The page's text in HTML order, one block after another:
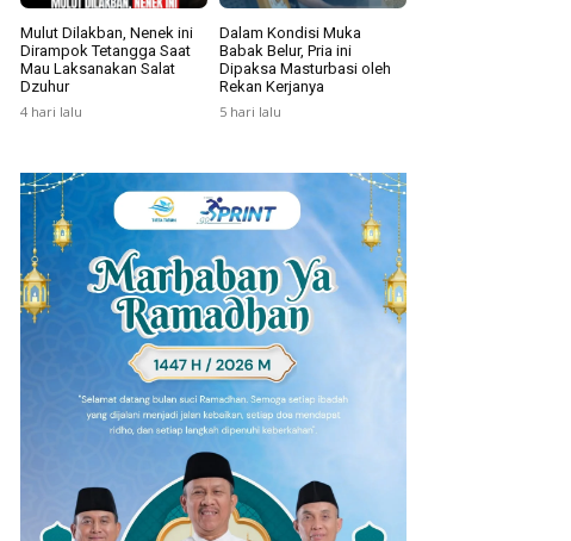
Mulut Dilakban, Nenek ini
Dirampok Tetangga Saat
Mau Laksanakan Salat
Dzuhur
4 hari lalu
Dalam Kondisi Muka
Babak Belur, Pria ini
Dipaksa Masturbasi oleh
Rekan Kerjanya
5 hari lalu